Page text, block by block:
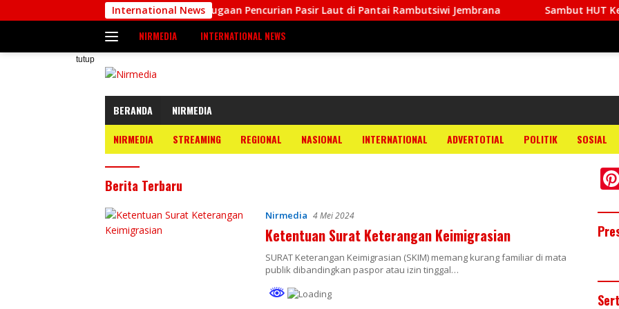
ke
International News
Warga Pergoki Dugaan Pencurian Pasir Laut di Pantai Rambutsiwi Jembrana Sambut HUT Ke-81 RI,
NIRMEDIA INTERNATIONAL NEWS
tutup
BERANDA
NIRMEDIA
NIRMEDIA
STREAMING REGIONAL NASIONAL INTERNATIONAL ADVERTOTIAL POLITIK SOSIAL
Nirmedia
Berita Terbaru
Nirmedia 4 Mei 2024
Ketentuan Surat Keterangan Keimigrasian
SURAT Keterangan Keimigrasian (SKIM) memang kurang familiar di mata
publik dibandingkan paspor atau izin tinggal…